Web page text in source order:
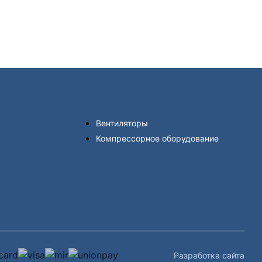
Вентиляторы
Компрессорное оборудование
Разработка сайта